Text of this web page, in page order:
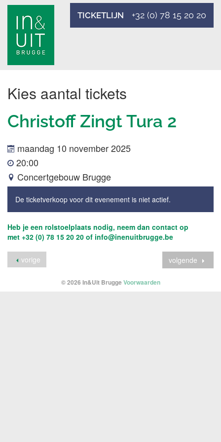
TICKETLIJN +32 (0) 78 15 20 20
Kies aantal tickets
Christoff Zingt Tura 2
maandag 10 november 2025
20:00
Concertgebouw Brugge
De ticketverkoop voor dit evenement is niet actief.
Heb je een rolstoelplaats nodig, neem dan contact op
met +32 (0) 78 15 20 20 of info@inenuitbrugge.be
vorige volgende
© 2026 In&Uit BruggeVoorwaarden